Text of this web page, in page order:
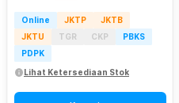
Online JKTP
JKTB
JKTU
TGR CKP
PBKS
PDPK
Lihat Ketersediaan Stok